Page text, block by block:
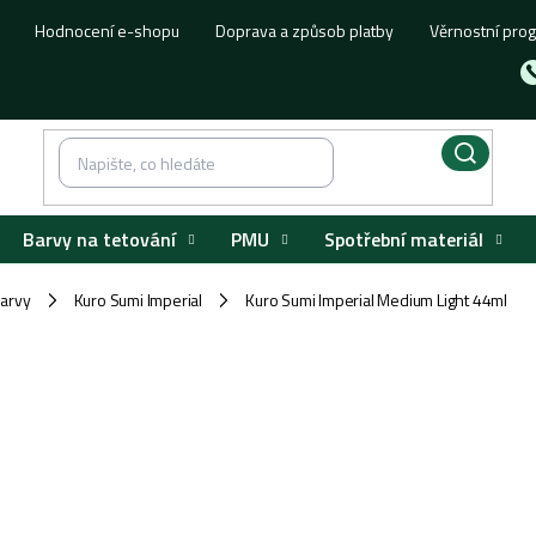
Hodnocení e-shopu Doprava a způsob platby Věrnostní
Barvy na tetování PMU Spotřební materiál
/ Kuro Sumi Imperial / Kuro Sumi Imperial Medium Light 44ml